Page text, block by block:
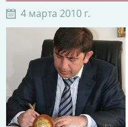
4 марта 2010 г.